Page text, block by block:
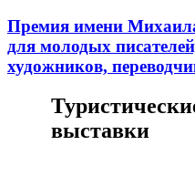
Премия имени
для молодых
художников,
выставки